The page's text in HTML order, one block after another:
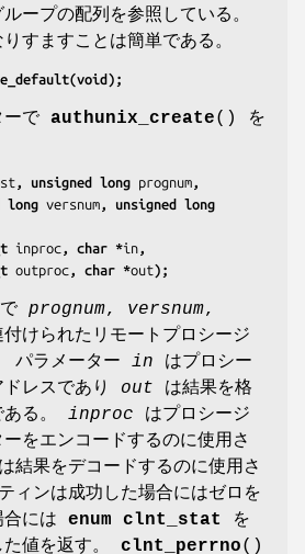
ープの配列を参照している。
すますことは簡単である。
ーで authunix_create() を
, unsigned long prognum ,
long
versnum
inproc , char *in ,
outproc , char *out);
prognum, versnum,
けられたリモートプロシージ
パラメーター in はプロシー
ドレスであり out は結果を格
ある。 inproc はプロシージ
をエンコードするのに使用さ
結果をデコードするのに使用さ
ィンは成功した場合にはゼロを
合には enum clnt_stat
を
値を返す。 clnt_perrno()